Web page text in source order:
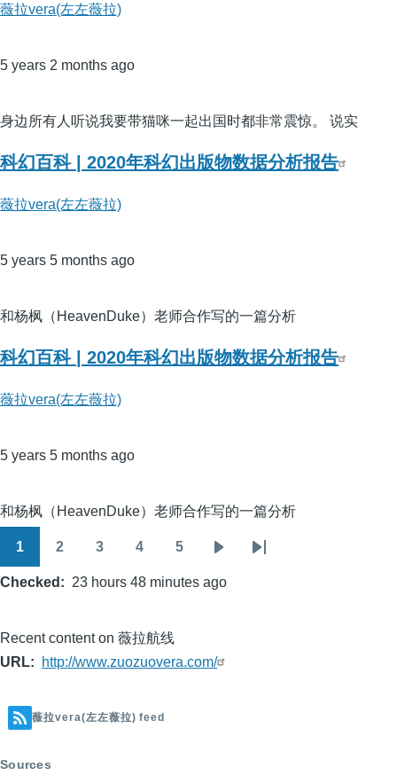
薇拉vera(左左薇拉)
5 years 2 months ago
身边所有人听说我要带猫咪一起出国时都非常震惊。 说实
科幻百科 | 2020年科幻出版物数据分析报告
薇拉vera(左左薇拉)
5 years 5 months ago
和杨枫（HeavenDuke）老师合作写的一篇分析
科幻百科 | 2020年科幻出版物数据分析报告
薇拉vera(左左薇拉)
5 years 5 months ago
和杨枫（HeavenDuke）老师合作写的一篇分析
1 2 3 4 5
page
Last
Checked 23 hours 48 minutes ago
Recent content on 薇拉航线
URL
http://www.zuozuovera.com/
薇拉vera(左左薇拉) feed
Sources